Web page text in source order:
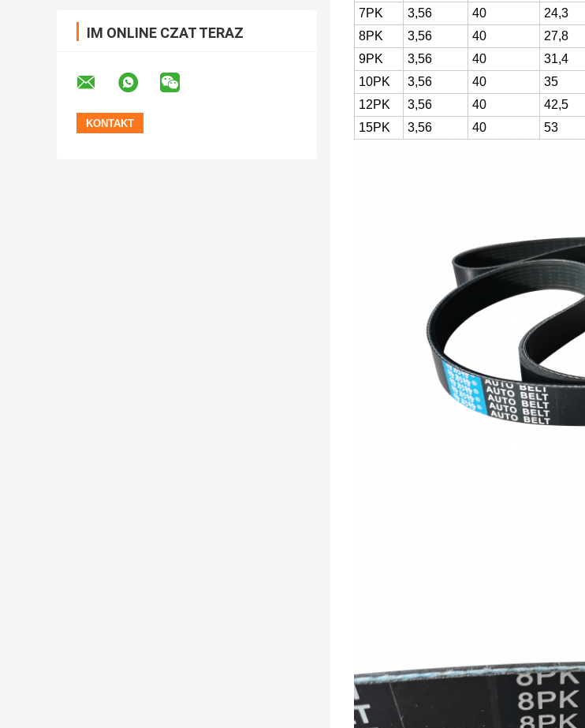
IM ONLINE CZAT TERAZ
7PK
3,56 40 24,3
8PK
3,56 40 27,8
9PK
3,56 40 31,4
10PK
3,56 40 35
12PK
3,56 40 42,5
15PK
3,56 40 53